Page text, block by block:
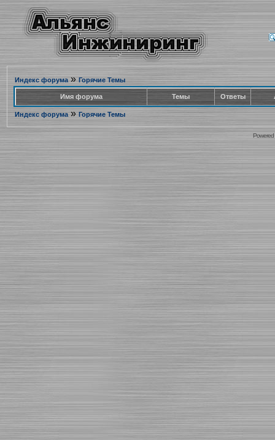
Индекс форума» Горячие Темы
Имя форума Темы Ответы
Индекс форума» Горячие Темы